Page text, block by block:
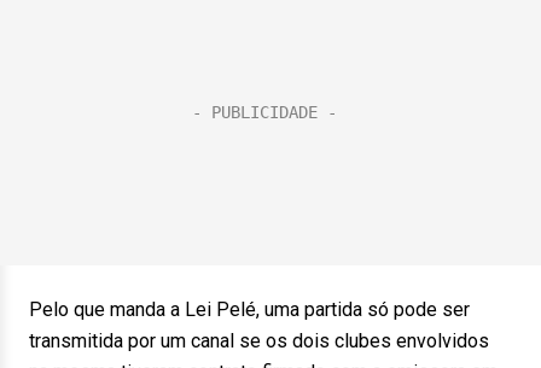
Pelo que manda a Lei Pelé, uma partida só pode ser
transmitida por um canal se os dois clubes envolvidos